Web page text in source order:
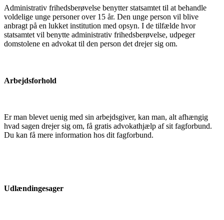
Administrativ frihedsberøvelse benytter statsamtet til at behandle
voldelige unge personer over 15 år. Den unge person vil blive
anbragt på en lukket institution med opsyn. I de tilfælde hvor
statsamtet vil benytte administrativ frihedsberøvelse, udpeger
domstolene en advokat til den person det drejer sig om.
Arbejdsforhold
Er man blevet uenig med sin arbejdsgiver, kan man, alt afhængig
hvad sagen drejer sig om, få gratis advokathjælp af sit fagforbund.
Du kan få mere information hos dit fagforbund.
Udlændingesager